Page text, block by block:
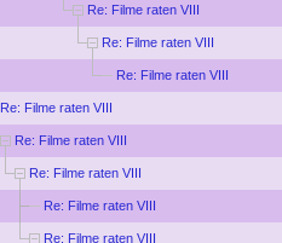
Re: Filme raten VIII
Re: Filme raten VIII
Re: Filme raten VIII
Re: Filme raten VIII
Re: Filme raten VIII
Re: Filme raten VIII
Re: Filme raten VIII
Re: Filme raten VIII